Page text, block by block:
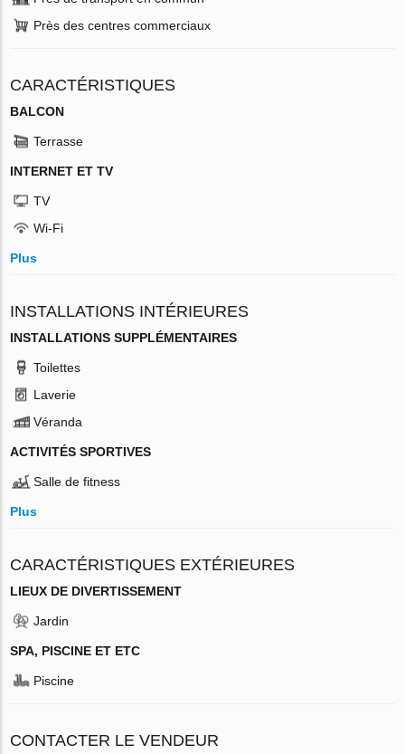
Près des centres commerciaux
CARACTÉRISTIQUES
BALCON
Terrasse
INTERNET ET TV
TV
Wi-Fi
Plus
INSTALLATIONS INTÉRIEURES
INSTALLATIONS SUPPLÉMENTAIRES
Toilettes
Laverie
Véranda
ACTIVITÉS SPORTIVES
Salle de fitness
Plus
CARACTÉRISTIQUES EXTÉRIEURES
LIEUX DE DIVERTISSEMENT
Jardin
SPA, PISCINE ET ETC
Piscine
CONTACTER LE VENDEUR